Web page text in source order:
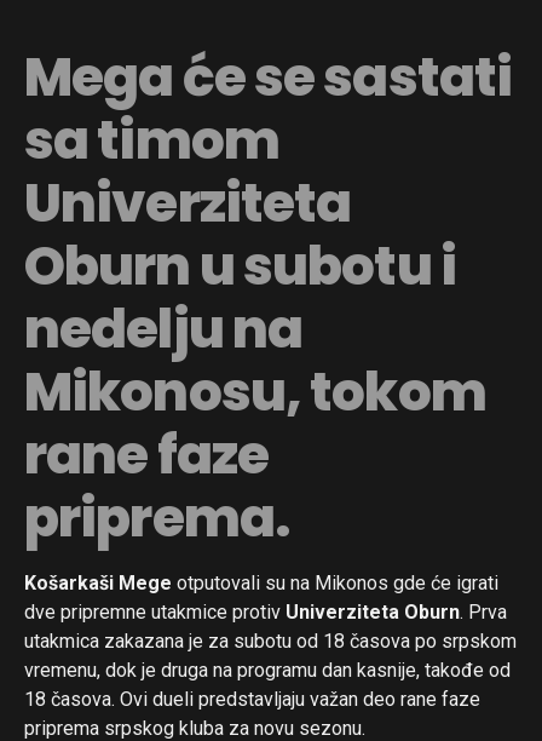
Mega će se sastati
sa timom
Univerziteta
Oburn u subotu i
nedelju na
Mikonosu, tokom
rane faze
priprema.
Košarkaši Mege otputovali su na Mikonos gde će igrati
dve pripremne utakmice protiv Univerziteta Oburn. Prva
utakmica zakazana je za subotu od 18 časova po srpskom
vremenu, dok je druga na programu dan kasnije, takođe od
18 časova. Ovi dueli predstavljaju važan deo rane faze
priprema srpskog kluba za novu sezonu.